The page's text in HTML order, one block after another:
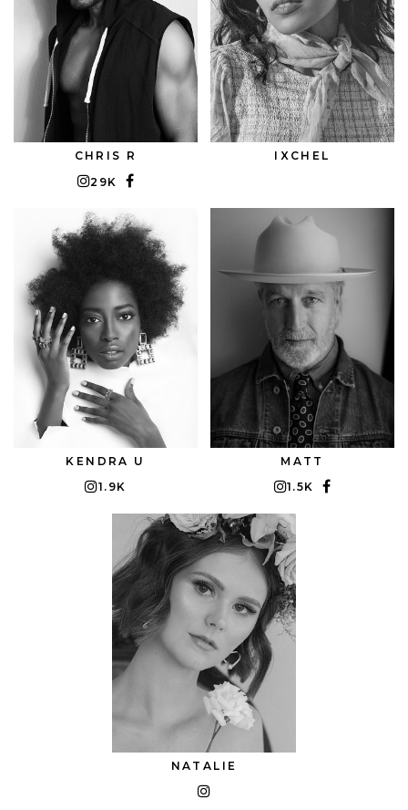
CHRIS R
29K
IXCHEL
KENDRA U
1.9K
MATT
1.5K
NATALIE